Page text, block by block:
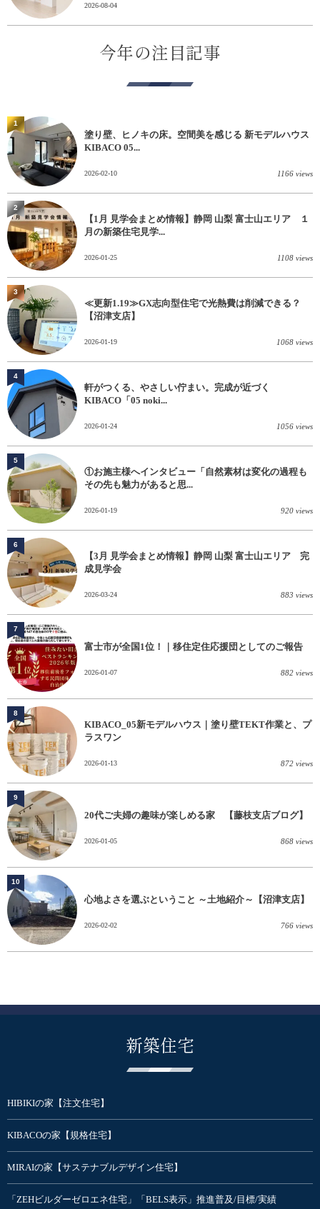
2026-08-04
今年の注目記事
塗り壁、ヒノキの床。空間美を感じる 新モデルハウス
KIBACO 05...
2026-02-10 1166 views
1
【1月 見学会まとめ情報】静岡 山梨 富士山エリア １
月の新築住宅見学...
2026-01-25 1108 views
2
≪更新1.19≫GX志向型住宅で光熱費は削減できる？
【沼津支店】
2026-01-19 1068 views
3
軒がつくる、やさしい佇まい。完成が近づく
KIBACO「05 noki...
2026-01-24 1056 views
4
①お施主様へインタビュー「自然素材は変化の過程も
その先も魅力があると思...
2026-01-19 920 views
5
【3月 見学会まとめ情報】静岡 山梨 富士山エリア 完
成見学会
2026-03-24 883 views
6
富士市が全国1位！｜移住定住応援団としてのご報告
2026-01-07 882 views
7
KIBACO_05新モデルハウス｜塗り壁TEKT作業と、プ
ラスワン
2026-01-13 872 views
8
20代ご夫婦の趣味が楽しめる家 【藤枝支店ブログ】
2026-01-05 868 views
9
心地よさを選ぶということ ～土地紹介～【沼津支店】
2026-02-02 766 views
10
新築住宅
HIBIKIの家【注文住宅】
KIBACOの家【規格住宅】
MIRAIの家【サステナブルデザイン住宅】
「ZEHビルダーゼロエネ住宅」「BELS表示」推進普及/目標/実績